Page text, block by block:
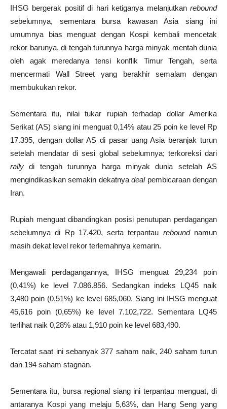
IHSG bergerak positif di hari ketiganya melanjutkan rebound
sebelumnya, sementara bursa kawasan Asia siang ini
umumnya bias menguat dengan Kospi kembali mencetak
rekor barunya, di tengah turunnya harga minyak mentah dunia
oleh agak meredanya tensi konflik Timur Tengah, serta
mencermati Wall Street yang berakhir semalam dengan
membukukan rekor.
Sementara itu, nilai tukar rupiah terhadap dollar Amerika
Serikat (AS) siang ini menguat 0,14% atau 25 poin ke level Rp
17.395, dengan dollar AS di pasar uang Asia beranjak turun
setelah mendatar di sesi global sebelumnya; terkoreksi dari
rally di tengah turunnya harga minyak dunia setelah AS
mengindikasikan semakin dekatnyadealpembicaraan dengan
Iran.
Rupiah menguat dibandingkan posisi penutupan perdagangan
sebelumnya di Rp 17.420, serta terpantau reboundnamun
masih dekat level rekor terlemahnya kemarin.
Mengawali perdagangannya, IHSG menguat 29,234 poin
(0,41%) ke level 7.086.856. Sedangkan indeks LQ45 naik
3,480 poin (0,51%) ke level 685,060. Siang ini IHSG menguat
45,616 poin (0,65%) ke level 7.102,722. Sementara LQ45
terlihat naik 0,28% atau 1,910 poin ke level 683,490.
Tercatat saat ini sebanyak 377 saham naik, 240 saham turun
dan 194 saham stagnan.
Sementara itu, bursa regional siang ini terpantau menguat, di
antaranya Kospi yang melaju 5,63%, dan Hang Seng yang